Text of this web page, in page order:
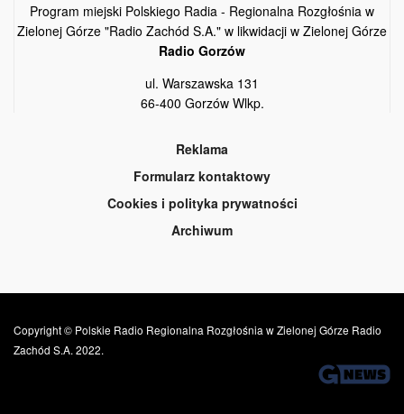
Program miejski Polskiego Radia - Regionalna Rozgłośnia w
Zielonej Górze "Radio Zachód S.A." w likwidacji w Zielonej Górze
Radio Gorzów
ul. Warszawska 131
66-400 Gorzów Wlkp.
Reklama
Formularz kontaktowy
Cookies i polityka prywatności
Archiwum
Copyright © Polskie Radio Regionalna Rozgłośnia w Zielonej Górze Radio
Zachód S.A. 2022.